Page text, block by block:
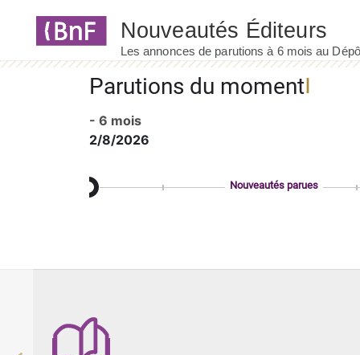
Parutions du moment
- 6 mois
2/8/2026
Nouveautés parues